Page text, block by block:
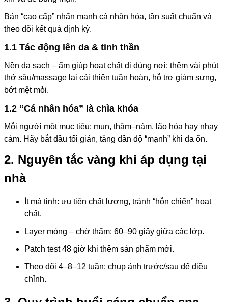
Bản “cao cấp” nhấn mạnh cá nhân hóa, tần suất chuẩn và
theo dõi kết quả định kỳ.
1.1 Tác động lên da & tinh thần
Nền da sạch – ẩm giúp hoạt chất đi đúng nơi; thêm vài phút
thở sâu/massage lại cải thiện tuần hoàn, hỗ trợ giảm sưng,
bớt mệt mỏi.
1.2 “Cá nhân hóa” là chìa khóa
Mỗi người một mục tiêu: mụn, thâm–nám, lão hóa hay nhạy
cảm. Hãy bắt đầu tối giản, tăng dần độ “mạnh” khi da ổn.
2. Nguyên tắc vàng khi áp dụng tại
nhà
Ít mà tinh: ưu tiên chất lượng, tránh “hỗn chiến” hoạt
chất.
Layer mỏng – chờ thấm: 60–90 giây giữa các lớp.
Patch test 48 giờ khi thêm sản phẩm mới.
Theo dõi 4–8–12 tuần: chụp ảnh trước/sau để điều
chỉnh.